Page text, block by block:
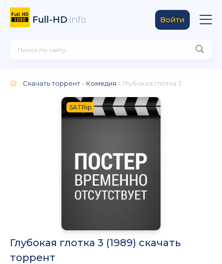
Full-HD.info Войти
Скачать торрент » Комедия » Глубокая глотка 3
SATRip
Глубокая глотка 3 (1989) скачать
торрент